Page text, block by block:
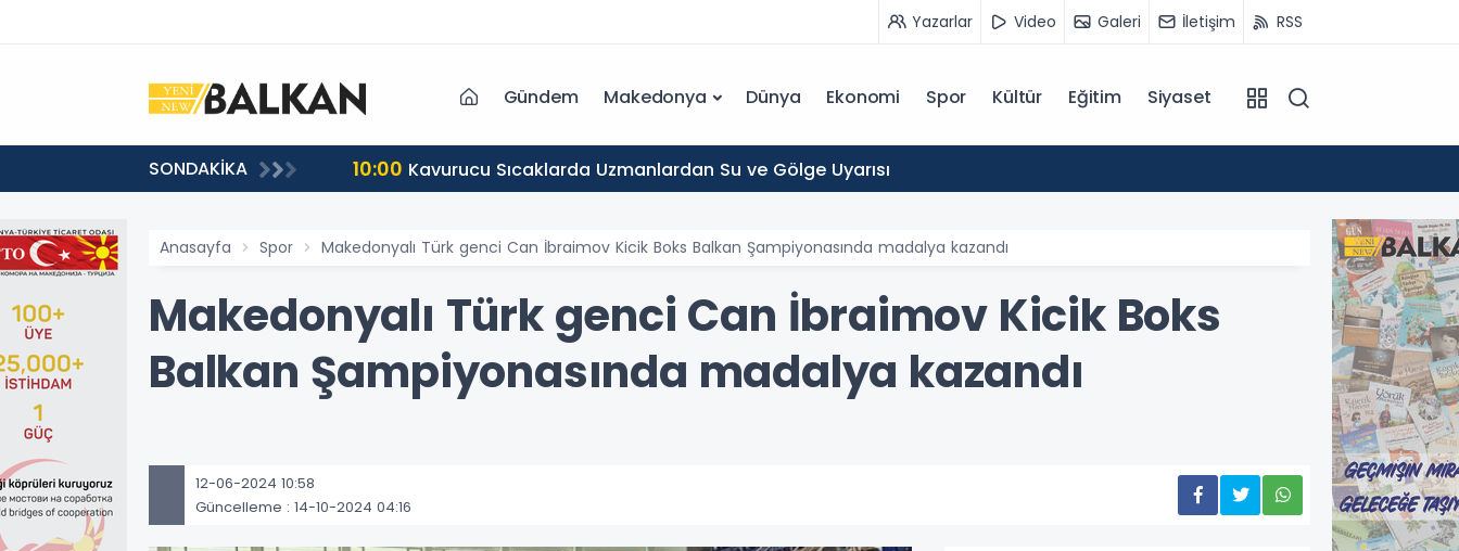
Yazarlar Video Galeri İletişim RSS
Gündem Makedonya Dünya Ekonomi Spor Kültür Eğitim Siyaset
SONDAKİKA 10:00 Kavurucu Sıcaklarda Uzmanlardan Su ve Gölge Uyarısı
Anasayfa Spor Makedonyalı Türk genci Can İbraimov Kicik Boks Balkan Şampiyonasında madalya kazandı
Makedonyalı Türk genci Can İbraimov Kicik Boks
Balkan Şampiyonasında madalya kazandı
12-06-2024 10:58
Güncelleme : 14-10-2024 04:16